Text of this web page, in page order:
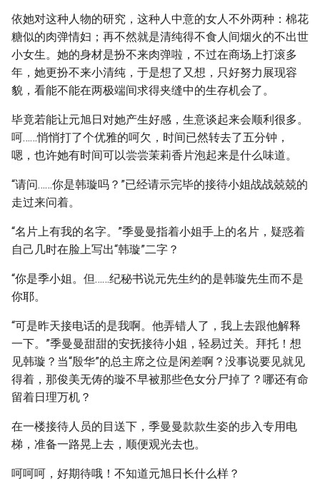
依她对这种人物的研究，这种人中意的女人不外两种：棉花
糖似的肉弹情妇；再不然就是清纯得不食人间烟火的不出世
小女生。她的身材是扮不来肉弹啦，不过在商场上打滚多
年，她更扮不来小清纯，于是想了又想，只好努力展现容
貌，看能不能在两极端间求得夹缝中的生存机会了。
毕竟若能让元旭日对她产生好感，生意谈起来会顺利很多。
呵……悄悄打了个优雅的呵欠，时间已然转去了五分钟，
嗯，也许她有时间可以尝尝茉莉香片泡起来是什么味道。
“请问……你是韩璇吗？”已经请示完毕的接待小姐战战兢兢的
走过来问着。
“名片上有我的名字。”季曼曼指着小姐手上的名片，疑惑着
自己几时在脸上写出“韩璇”二字？
“你是季小姐。但……纪秘书说元先生约的是韩璇先生而不是
你耶。
“可是昨天接电话的是我啊。他弄错人了，我上去跟他解释
一下。”季曼曼甜甜的安抚接待小姐，轻易过关。拜托！想
见韩璇？当“殷华”的总主席之位是闲差啊？没事说要见就见
得着，那俊美无俦的璇不早被那些色女分尸掉了？哪还有命
留着日理万机？
在一楼接待人员的目送下，季曼曼款款生姿的步入专用电
梯，准备一路晃上去，顺便观光去也。
呵呵呵，好期待哦！不知道元旭日长什么样？